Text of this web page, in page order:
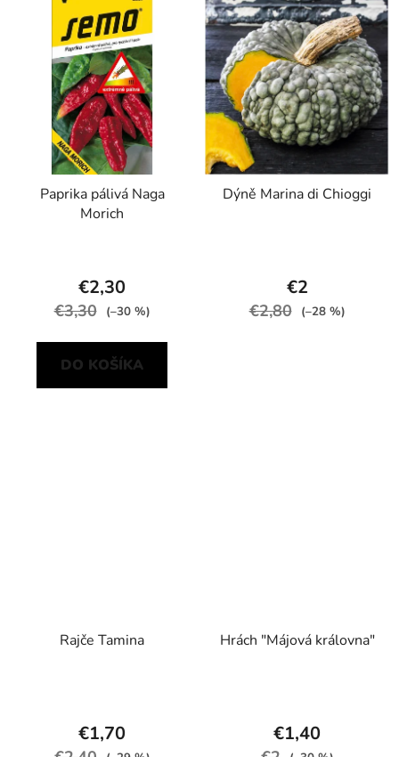
Paprika pálivá Naga
Morich
€2,30
€3,30 (–30 %)
DO KOŠÍKA
Dýně Marina di Chioggi
€2
€2,80 (–28 %)
Rajče Tamina
€1,70
Hrách "Májová královna"
€1,40